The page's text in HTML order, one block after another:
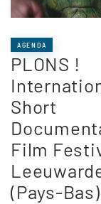
AGENDA
PLONS !
Short
Film
(Pays-Bas)